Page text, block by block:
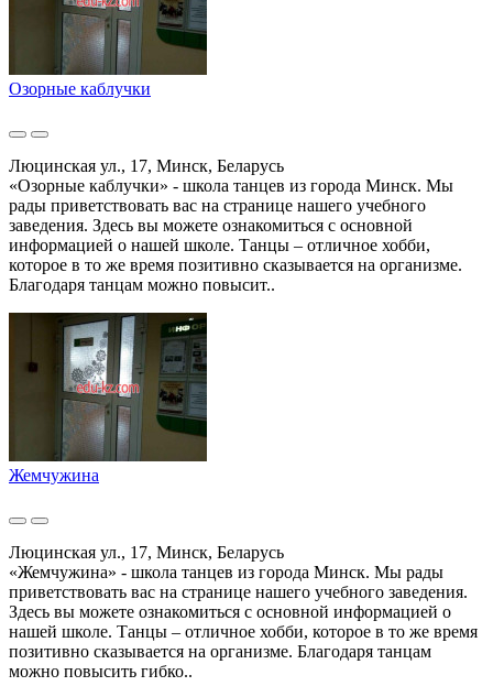
Озорные каблучки
Люцинская ул., 17, Минск, Беларусь
«Озорные каблучки» - школа танцев из города Минск. Мы
рады приветствовать вас на странице нашего учебного
заведения. Здесь вы можете ознакомиться с основной
информацией о нашей школе. Танцы – отличное хобби,
которое в то же время позитивно сказывается на организме.
Благодаря танцам можно повысит..
Жемчужина
Люцинская ул., 17, Минск, Беларусь
«Жемчужина» - школа танцев из города Минск. Мы рады
приветствовать вас на странице нашего учебного заведения.
Здесь вы можете ознакомиться с основной информацией о
нашей школе. Танцы – отличное хобби, которое в то же время
позитивно сказывается на организме. Благодаря танцам
можно повысить гибко..